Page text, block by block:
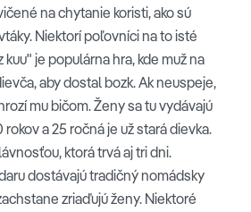
na chytanie koristi, ako sú
Niektorí poľovníci na to isté
kuu" je populárna hra, kde muž na
aby dostal bozk. Ak neuspeje,
mu bičom. Ženy sa tu vydávajú
a 25 ročná je už stará dievka.
ktorá trvá aj tri dni.
dostávajú tradičný nomádsky
zriaďujú ženy. Niektoré